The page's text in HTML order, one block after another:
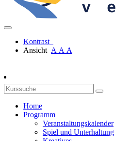
Kontrast
Ansicht A A A
Home
Programm
Veranstaltungskalender
Spiel und Unterhaltung